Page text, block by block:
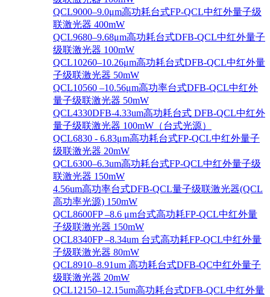
QCL9000–9.0μm高功耗台式FP-QCL中红外量子级
联激光器 400mW
QCL9680–9.68μm高功耗台式DFB-QCL中红外量子
级联激光器 100mW
QCL10260–10.26μm高功耗台式DFB-QCL中红外量
子级联激光器 50mW
QCL10560 –10.56μm高功率台式DFB-QCL中红外
量子级联激光器 50mW
QCL4330DFB-4.33um高功耗台式 DFB-QCL中红外
量子级联激光器 100mW（台式光源）
QCL6830 - 6.83μm高功耗台式FP-QCL中红外量子
级联激光器 20mW
QCL6300–6.3um高功耗台式FP-QCL中红外量子级
联激光器 150mW
4.56um高功率台式DFB-QCL量子级联激光器(QCL
高功率光源) 150mW
QCL8600FP –8.6 μm台式高功耗FP-QCL中红外量
子级联激光器 150mW
QCL8340FP –8.34um 台式高功耗FP-QCL中红外量
子级联激光器 80mW
QCL8910–8.91um 高功耗台式DFB-QC中红外量子
级联激光器 20mW
QCL12150–12.15um高功耗台式DFB-QCL中红外量